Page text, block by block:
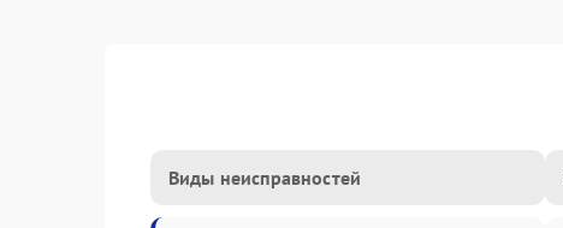
Виды неисправностей